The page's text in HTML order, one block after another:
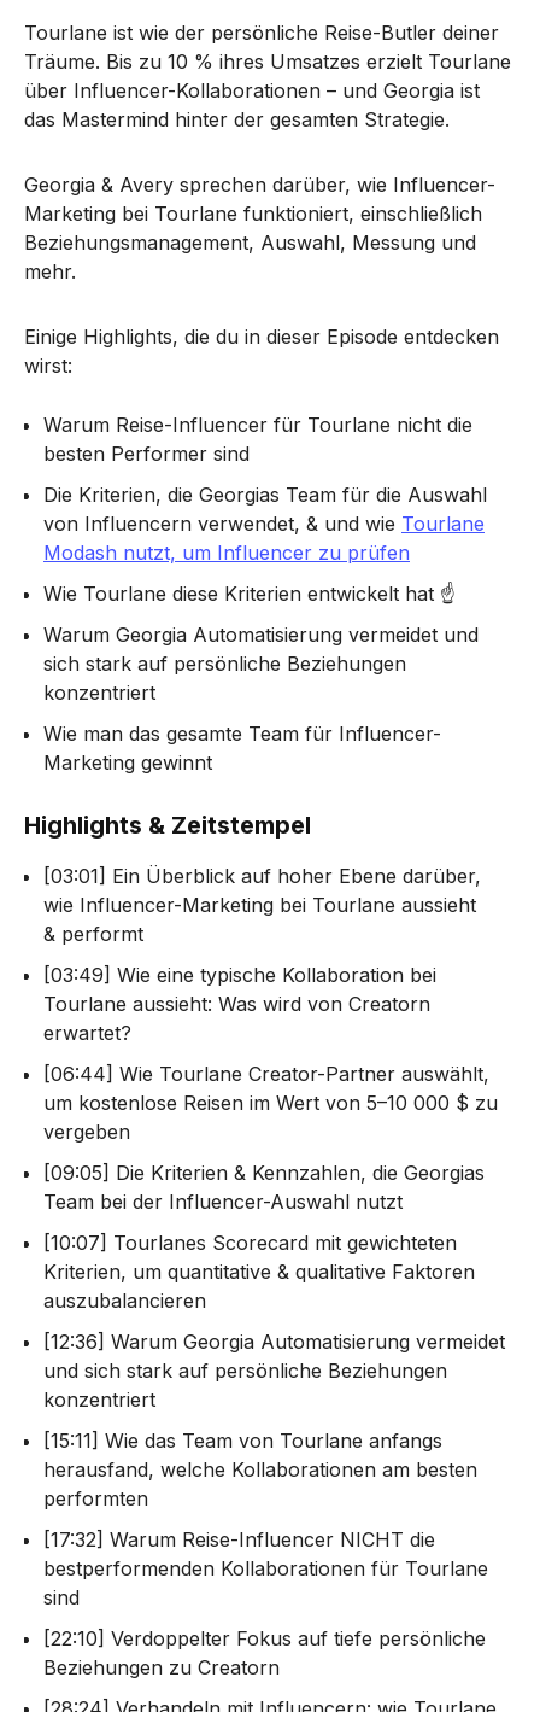
Tourlane ist wie der persönliche Reise-Butler deiner
Träume. Bis zu 10 % ihres Umsatzes erzielt Tourlane
über Influencer-Kollaborationen – und Georgia ist
das Mastermind hinter der gesamten Strategie.
Georgia & Avery sprechen darüber, wie Influencer-
Marketing bei Tourlane funktioniert, einschließlich
Beziehungsmanagement, Auswahl, Messung und
mehr.
Einige Highlights, die du in dieser Episode entdecken
wirst:
Warum Reise-Influencer für Tourlane nicht die
besten Performer sind
Die Kriterien, die Georgias Team für die Auswahl
von Influencern verwendet, & und wie Tourlane
Modash nutzt, um Influencer zu prüfen
Wie Tourlane diese Kriterien entwickelt hat ☝
Warum Georgia Automatisierung vermeidet und
sich stark auf persönliche Beziehungen
konzentriert
Wie man das gesamte Team für Influencer-
Marketing gewinnt
Highlights & Zeitstempel
[03:01] Ein Überblick auf hoher Ebene darüber,
wie Influencer-Marketing bei Tourlane aussieht
& performt
[03:49] Wie eine typische Kollaboration bei
Tourlane aussieht: Was wird von Creatorn
erwartet?
[06:44] Wie Tourlane Creator-Partner auswählt,
um kostenlose Reisen im Wert von 5–10 000 $ zu
vergeben
[09:05] Die Kriterien & Kennzahlen, die Georgias
Team bei der Influencer-Auswahl nutzt
[10:07] Tourlanes Scorecard mit gewichteten
Kriterien, um quantitative & qualitative Faktoren
auszubalancieren
[12:36] Warum Georgia Automatisierung vermeidet
und sich stark auf persönliche Beziehungen
konzentriert
[15:11] Wie das Team von Tourlane anfangs
herausfand, welche Kollaborationen am besten
performten
[17:32] Warum Reise-Influencer NICHT die
bestperformenden Kollaborationen für Tourlane
sind
[22:10] Verdoppelter Fokus auf tiefe persönliche
Beziehungen zu Creatorn